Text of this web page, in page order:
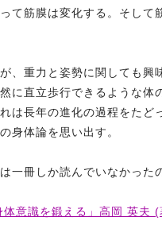
て筋膜は変化する。そして
、重力と姿勢に関しても
に直立歩行できるような
は長年の進化の過程をた
の身体論を思い出す。
一冊しか読んでいなかった
体意識を鍛える」高岡 英夫 (